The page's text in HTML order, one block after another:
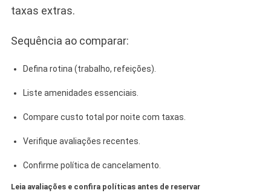
taxas extras.
Sequência ao comparar:
Defina rotina (trabalho, refeições).
Liste amenidades essenciais.
Compare custo total por noite com taxas.
Verifique avaliações recentes.
Confirme política de cancelamento.
Leia avaliações e confira políticas antes de reservar